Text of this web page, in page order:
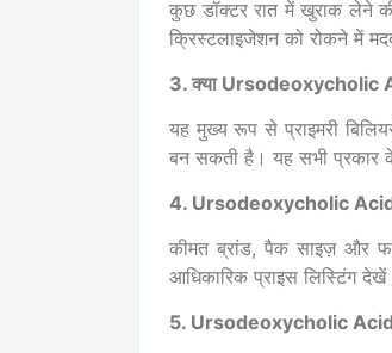
कुछ डॉक्टर रात में खुराक लेने
क्रिस्टलाइजेशन को रोकने में
3. क्या Ursodeoxycholic
यह मुख्य रूप से प्राइमरी
बन सकती है। यह सभी प्रकार
4. Ursodeoxycholic Acid
कीमत ब्रांड, पैक साइज़ और
आधिकारिक प्राइस लिस्टिंग
5. Ursodeoxycholic Acid